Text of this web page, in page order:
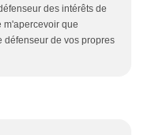
des intérêts de
m'apercevoir que
défenseur de vos propres